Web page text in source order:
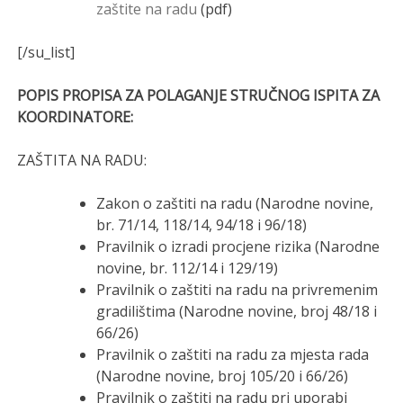
zaštite na radu (pdf)
[/su_list]
POPIS PROPISA ZA POLAGANJE STRUČNOG ISPITA ZA
KOORDINATORE:
ZAŠTITA NA RADU:
Zakon o zaštiti na radu (Narodne novine,
br. 71/14, 118/14, 94/18 i 96/18)
Pravilnik o izradi procjene rizika (Narodne
novine, br. 112/14 i 129/19)
Pravilnik o zaštiti na radu na privremenim
gradilištima (Narodne novine, broj 48/18 i
66/26)
Pravilnik o zaštiti na radu za mjesta rada
(Narodne novine, broj 105/20 i 66/26)
Pravilnik o zaštiti na radu pri uporabi